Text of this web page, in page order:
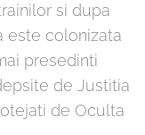
si dupa
este colonizata
presedinti
de Justitia
de Oculta